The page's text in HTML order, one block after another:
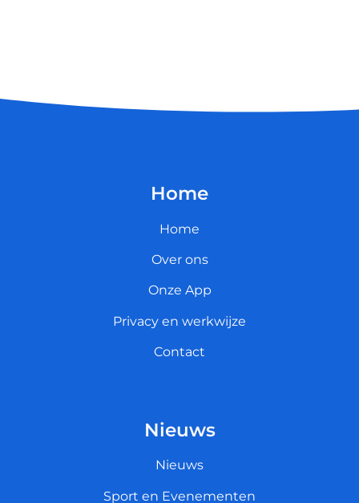
Home
Home
Over ons
Onze App
Privacy en werkwijze
Contact
Nieuws
Nieuws
Sport en Evenementen